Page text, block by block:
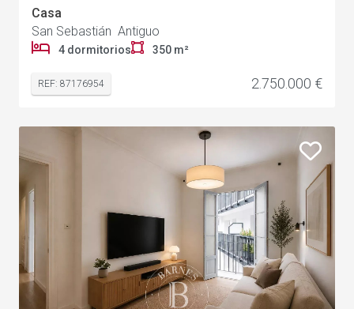
Casa
San Sebastián Antiguo
4 dormitorios 350 m²
REF: 87176954 2.750.000 €